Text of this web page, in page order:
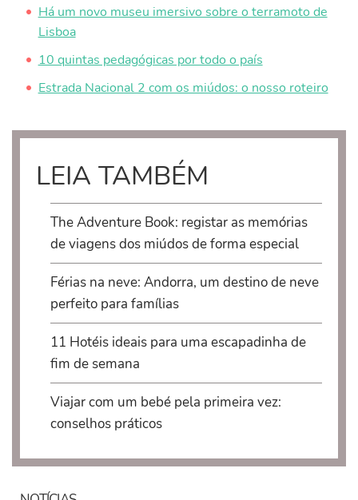
Há um novo museu imersivo sobre o terramoto de
Lisboa
10 quintas pedagógicas por todo o país
Estrada Nacional 2 com os miúdos: o nosso roteiro
LEIA TAMBÉM
The Adventure Book: registar as memórias
de viagens dos miúdos de forma especial
Férias na neve: Andorra, um destino de neve
perfeito para famílias
11 Hotéis ideais para uma escapadinha de
fim de semana
Viajar com um bebé pela primeira vez:
conselhos práticos